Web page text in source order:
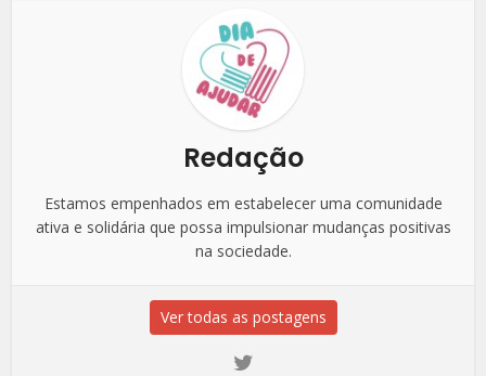
Redação
Estamos empenhados em estabelecer uma comunidade
ativa e solidária que possa impulsionar mudanças positivas
na sociedade.
Ver todas as postagens